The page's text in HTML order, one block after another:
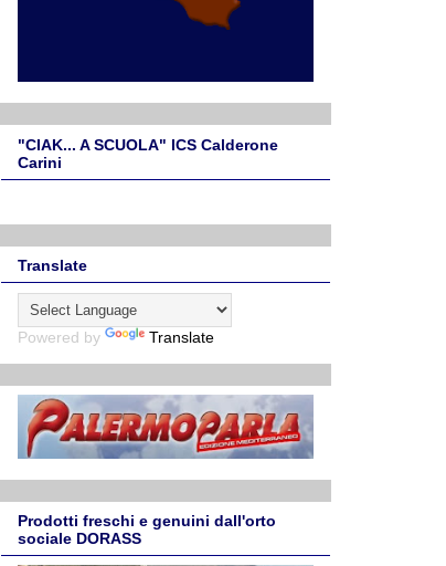
"CIAK... A SCUOLA" ICS Calderone
Carini
Translate
Powered by Translate
Prodotti freschi e genuini dall'orto
sociale DORASS